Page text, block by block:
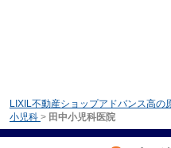
LIXIL不動産ショップアドバンス高の
小児科 > 田中小児科医院